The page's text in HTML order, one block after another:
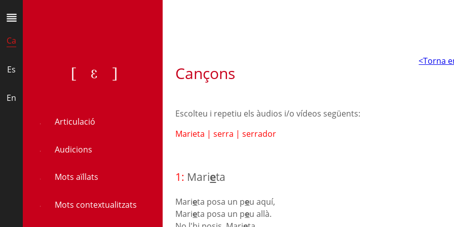
Ca
Es
En
[ɛ]
Articulació
Audicions
Mots aïllats
Mots contextualitzats
Cançons
<Torna
Escolteu i repetiu els àudios i/o vídeos següents:
Marieta |serra |serrador
1: Marieta
Marieta posa un peu aquí,
Marieta posa un peu allà.